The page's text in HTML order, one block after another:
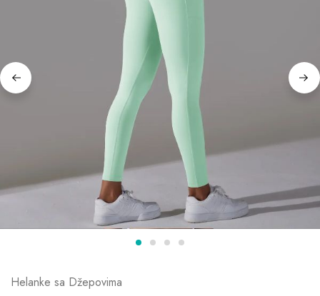
Helanke sa Džepovima